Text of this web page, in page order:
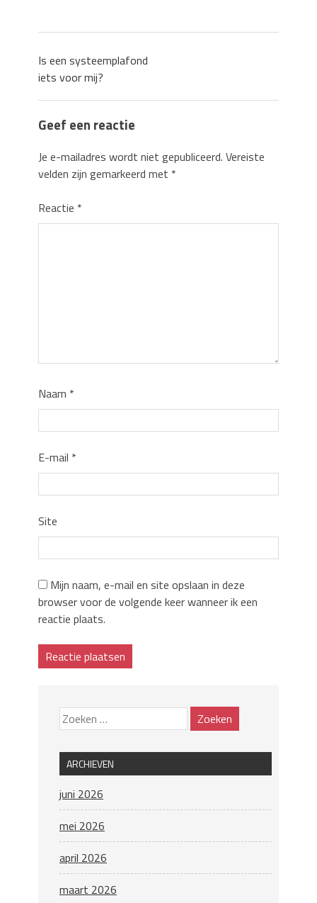
Is een systeemplafond
iets voor mij?
Geef een reactie
Je e-mailadres wordt niet gepubliceerd. Vereiste
velden zijn gemarkeerd met *
Reactie *
Naam *
E-mail *
Site
Mijn naam, e-mail en site opslaan in deze
browser voor de volgende keer wanneer ik een
reactie plaats.
ARCHIEVEN
juni 2026
mei 2026
april 2026
maart 2026